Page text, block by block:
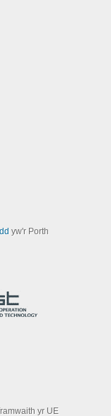
yw'r Porth
yr UE